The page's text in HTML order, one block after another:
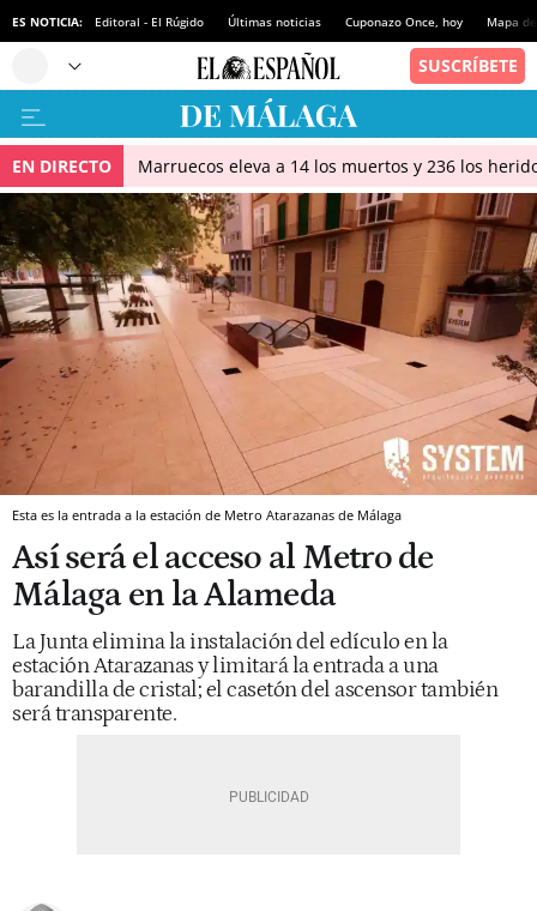
ES NOTICIA: Editoral - El Rúgido Últimas noticias Cuponazo Once, hoy Mapa
EN DIRECTO Marruecos eleva a 14 los muertos y 236 los
Esta es la entrada a la estación de Metro Atarazanas de Málaga
Así será el acceso al Metro de
Málaga en la Alameda
La Junta elimina la instalación del edículo en la
estación Atarazanas y limitará la entrada a una
barandilla de cristal; el casetón del ascensor también
será transparente.